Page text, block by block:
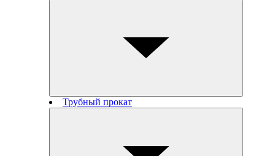
Трубный прокат